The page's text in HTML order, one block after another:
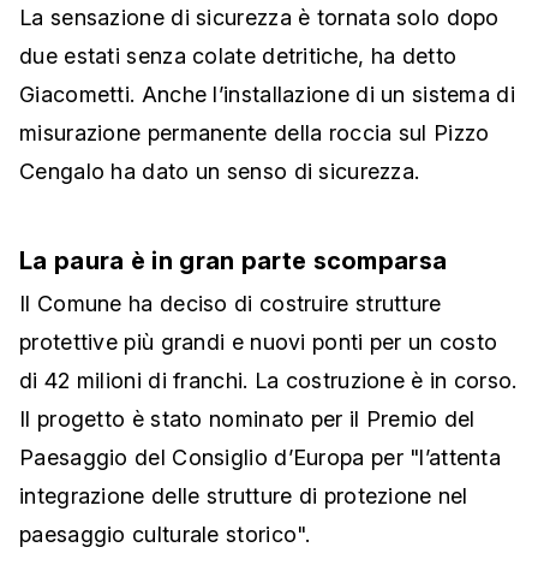
La sensazione di sicurezza è tornata solo dopo
due estati senza colate detritiche, ha detto
Giacometti. Anche l’installazione di un sistema di
misurazione permanente della roccia sul Pizzo
Cengalo ha dato un senso di sicurezza.
La paura è in gran parte scomparsa
Il Comune ha deciso di costruire strutture
protettive più grandi e nuovi ponti per un costo
di 42 milioni di franchi. La costruzione è in corso.
Il progetto è stato nominato per il Premio del
Paesaggio del Consiglio d’Europa per "l’attenta
integrazione delle strutture di protezione nel
paesaggio culturale storico".